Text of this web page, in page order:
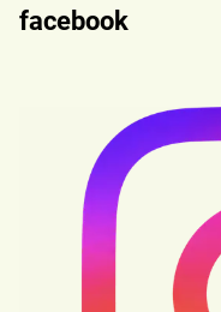
facebook